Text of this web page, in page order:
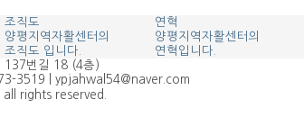
조직도
양평지역자활센터의
조직도 입니다.
연혁
양평지역자활센터의
연혁입니다.
137번길 18 (4층)
3519 | ypjahwal54@naver.com
rights reserved.